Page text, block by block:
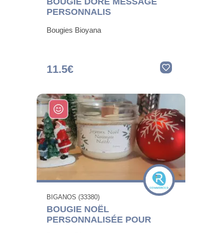
PERSONNALIS
Bougies Bioyana
11.5€
BIGANOS (33380)
BOUGIE NOËL
PERSONNALISÉE POUR